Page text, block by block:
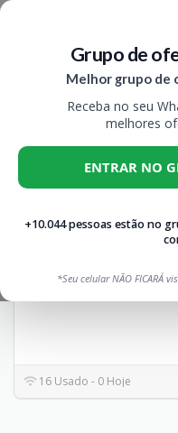
Grupo de
Melhor grupo de
Receba no seu
melhores
ENTRAR NO
+10.044 pessoas estão no
*Seu celular NÃO FICARÁ
Cupom de
Todos 1
10%
e
16 Usado - 0 Hoje